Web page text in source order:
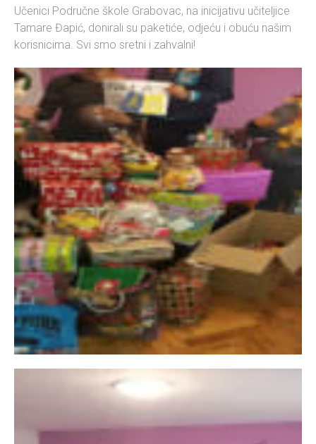
Učenici Područne škole Grabovac, na inicijativu učiteljice
Tamare Đapić, donirali su paketiće, odjeću i obuću našim
korisnicima. Svi smo sretni i zahvalni!